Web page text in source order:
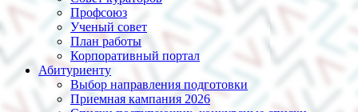
Профсоюз
Ученый совет
План работы
Корпоративный портал
Абитуриенту
Выбор направления подготовки
Приемная кампания 2026